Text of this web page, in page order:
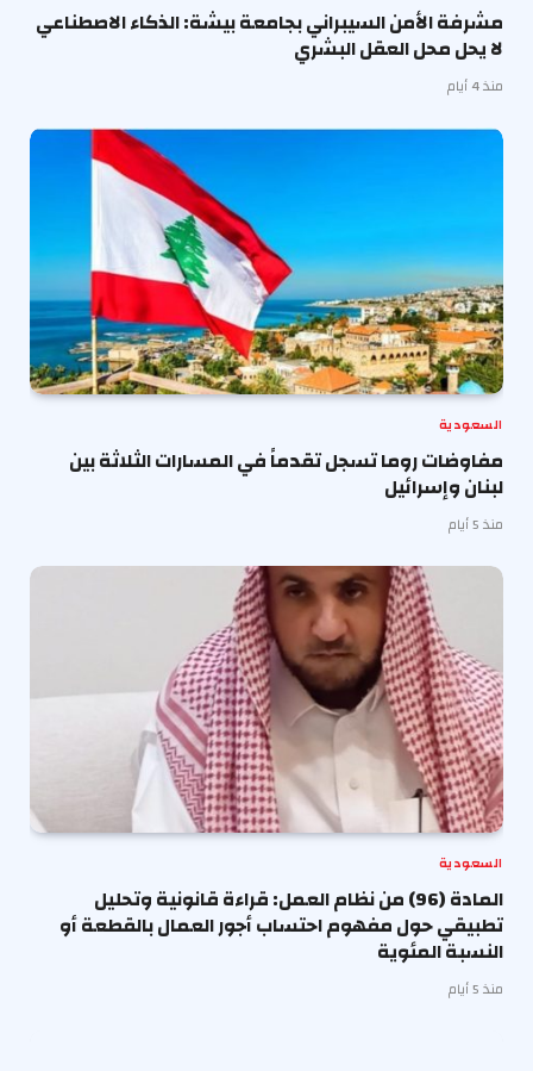
مشرفة الأمن السيبراني بجامعة بيشة: الذكاء الاصطناعي
لا يحل محل العقل البشري
منذ 4 أيام
السعودية
مفاوضات روما تسجل تقدماً في المسارات الثلاثة بين
لبنان وإسرائيل
منذ 5 أيام
السعودية
المادة (96) من نظام العمل: قراءة قانونية وتحليل
تطبيقي حول مفهوم احتساب أجور العمال بالقطعة أو
النسبة المئوية
منذ 5 أيام